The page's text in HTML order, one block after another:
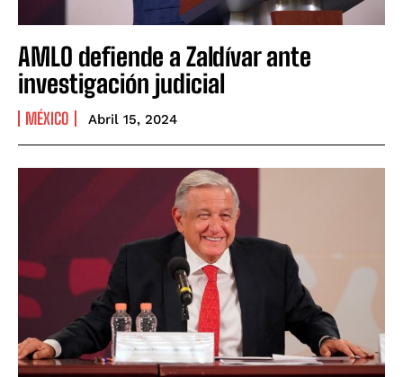
AMLO defiende a Zaldívar ante
investigación judicial
MÉXICO Abril 15, 2024